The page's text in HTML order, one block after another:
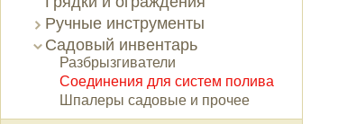
Ручные инструменты
Садовый инвентарь
Разбрызгиватели
Соединения для систем полива
Шпалеры садовые и прочее